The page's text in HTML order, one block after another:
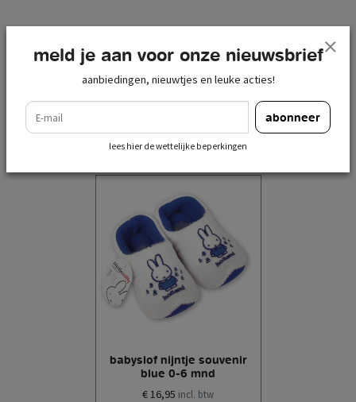
recent bekeken
babyslof nijntje souvenir
blue 0-6 mnd
€ 16,95 incl. btw
meld je aan voor onze nieuwsbrief
aanbiedingen, nieuwtjes en leuke acties!
e-mail
abonneer
lees hier de wettelijke beperkingen